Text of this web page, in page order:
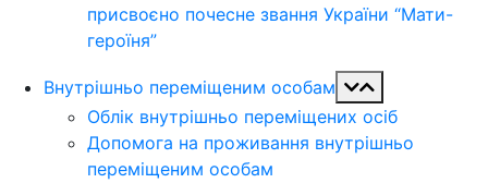
присвоєно почесне звання України “Мати-
героїня”
Внутрішньо переміщеним особам
Облік внутрішньо переміщених осіб
Допомога на проживання внутрішньо
переміщеним особам